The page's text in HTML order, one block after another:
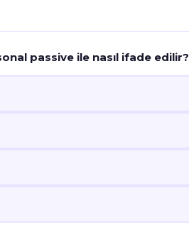
passive ile nasıl ifade edilir?